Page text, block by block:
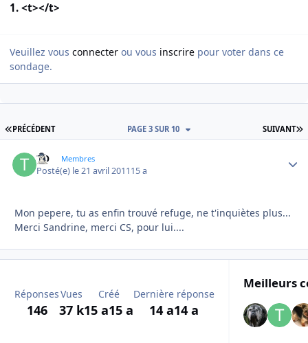
1. <t></t>
Veuillez vous connecter ou vous inscrire pour voter dans ce
sondage.
PREMIÈRE PAGE
PRÉCÉDENT SUIVANT
PAGE 3 SUR 10
TO Membres
Posté(e) le 21 avril 201115 a
Mon pepere, tu as enfin trouvé refuge, ne t'inquiètes plus...
Merci Sandrine, merci CS, pour lui....
Réponses
146
Vues
37 k
Créé
15 a15 a
Dernière réponse
14 a14 a
Meilleurs